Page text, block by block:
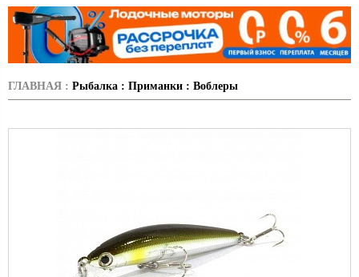
ГЛАВНАЯ : Рыбалка : Приманки : Воблеры